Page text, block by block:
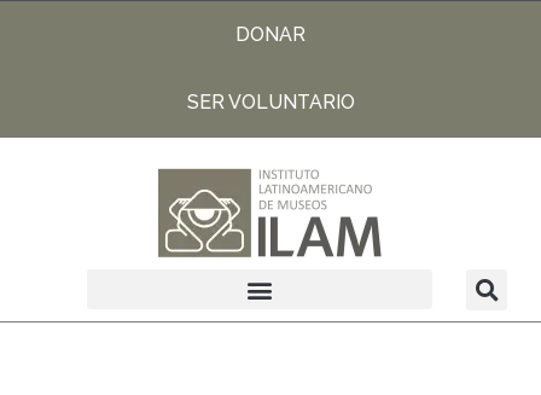
DONAR
SER VOLUNTARIO